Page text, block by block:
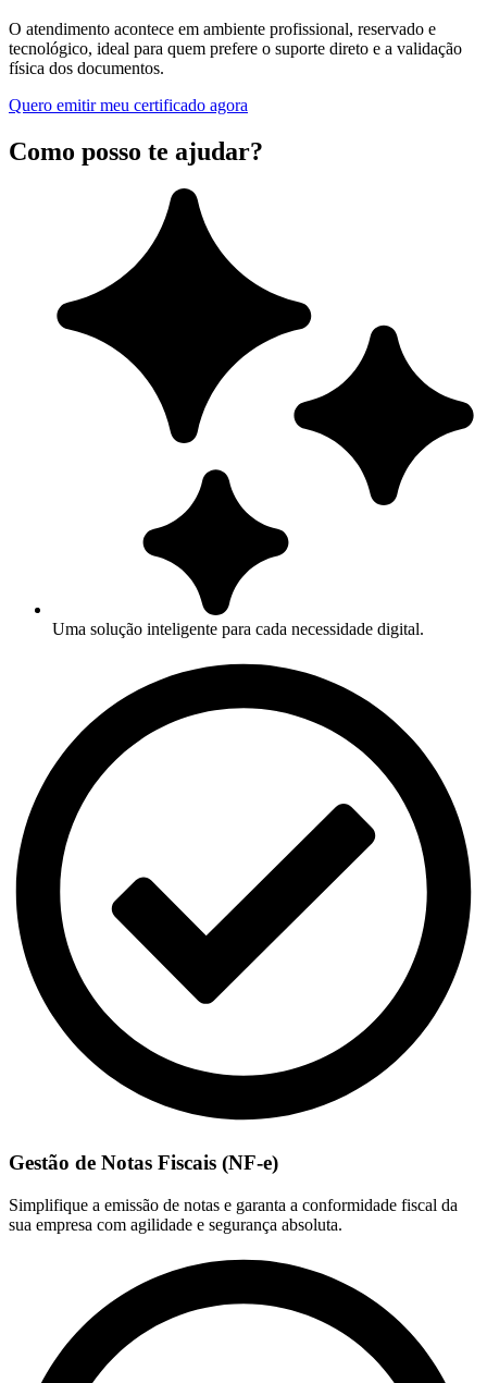
O atendimento acontece em ambiente profissional, reservado e
tecnológico, ideal para quem prefere o suporte direto e a validação
física dos documentos.
Quero emitir meu certificado agora
Como posso te ajudar?
Uma solução inteligente para cada necessidade digital.
Gestão de Notas Fiscais (NF-e)
Simplifique a emissão de notas e garanta a conformidade fiscal da
sua empresa com agilidade e segurança absoluta.